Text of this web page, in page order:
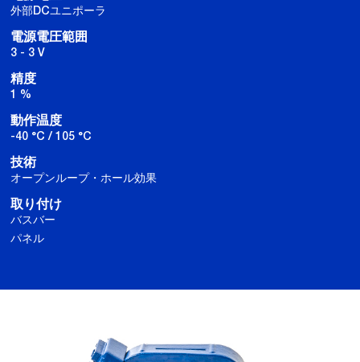
外部DCユニポーラ
電源電圧範囲
3 - 3 V
精度
1 %
動作温度
-40 °C / 105 °C
技術
オープンループ・ホール効果
取り付け
バスバー
パネル